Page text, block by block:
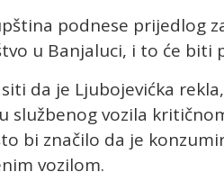
podnese prijedlog
u Banjaluci, i to će biti
da je Ljubojevićka
službenog vozila
bi značilo da je
vozilom.